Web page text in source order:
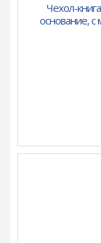
Чехол-
основание,